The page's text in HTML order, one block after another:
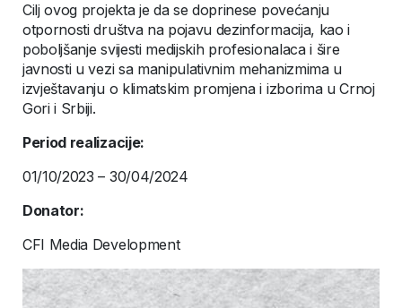
Cilj ovog projekta je da se doprinese povećanju
otpornosti društva na pojavu dezinformacija, kao i
poboljšanje svijesti medijskih profesionalaca i šire
javnosti u vezi sa manipulativnim mehanizmima u
izvještavanju o klimatskim promjena i izborima u Crnoj
Gori i Srbiji.
Period realizacije:
01/10/2023 – 30/04/2024
Donator:
CFI Media Development